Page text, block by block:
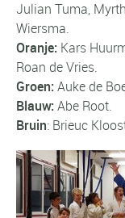
Julian Tuma,
Wiersma.
Oranje: Kars
Roan de Vries.
Groen: Auke de
Blauw: Abe Root.
Bruin: Brieuc